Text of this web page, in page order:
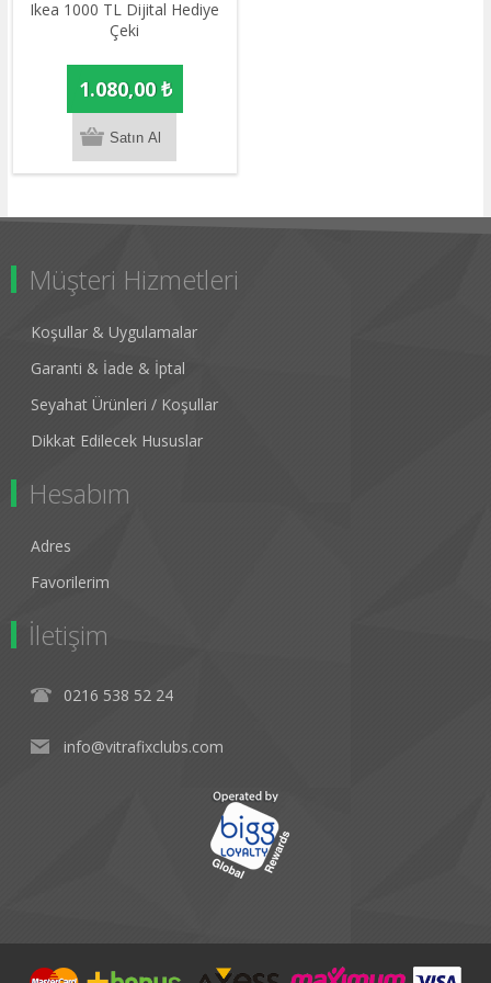
Ikea 1000 TL Dijital Hediye
Çeki
1.080,00 ₺
Müşteri Hizmetleri
Koşullar & Uygulamalar
Garanti & İade & İptal
Seyahat Ürünleri / Koşullar
Dikkat Edilecek Hususlar
Hesabım
Adres
Favorilerim
İletişim
0216 538 52 24
info@vitrafixclubs.com